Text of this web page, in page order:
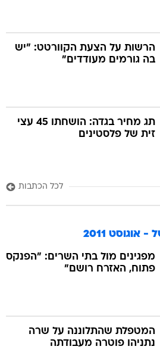
הרשות על הצעת הקוורטט: "יש
בה גורמים מעודדים"
תג מחיר בגדה: הושחתו 45 עצי
זית של פלסטינים
לכל הכתבות
2011
מפגינים מול בתי השרים: "הפנקס
פתוח, האזרח רושם"
המטפלת שהתלוננה על שרה
נתניהו פוטרה מעבודתה